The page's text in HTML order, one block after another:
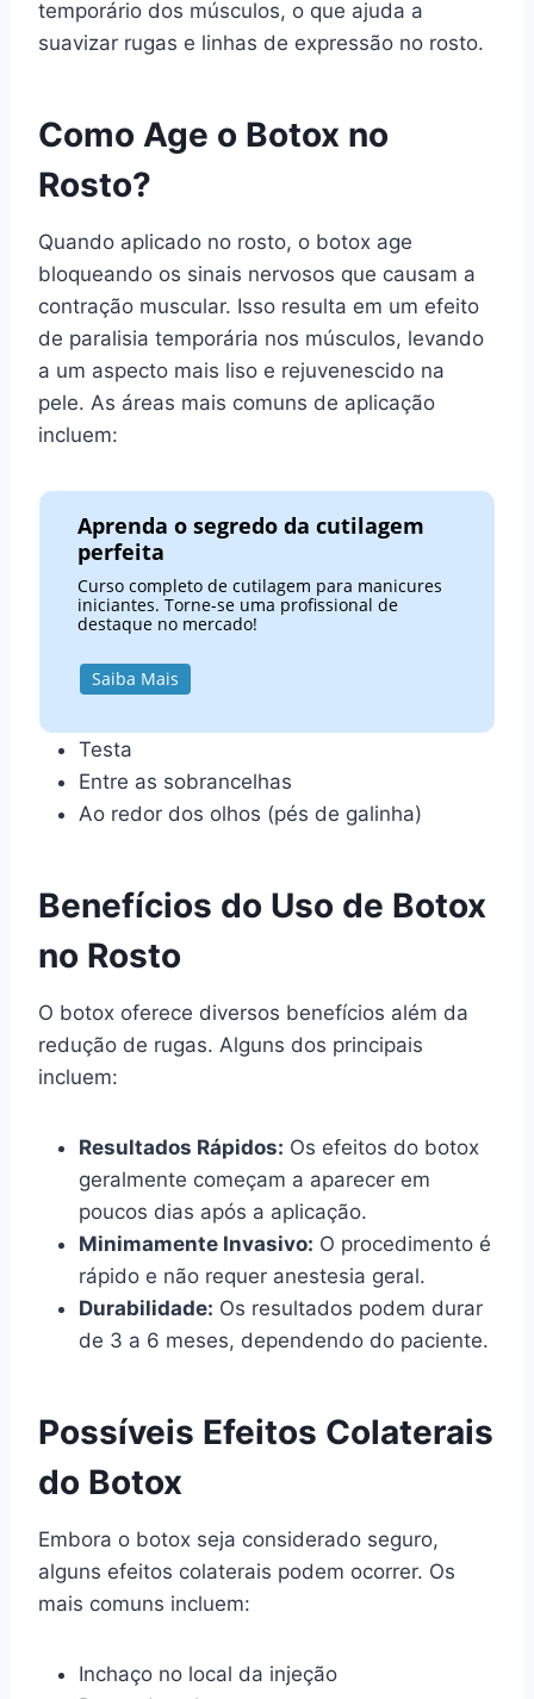
temporário dos músculos, o que ajuda a
suavizar rugas e linhas de expressão no rosto.
Como Age o Botox no
Rosto?
Quando aplicado no rosto, o botox age
bloqueando os sinais nervosos que causam a
contração muscular. Isso resulta em um efeito
de paralisia temporária nos músculos, levando
a um aspecto mais liso e rejuvenescido na
pele. As áreas mais comuns de aplicação
incluem:
Aprenda o segredo da cutilagem
perfeita
Curso completo de cutilagem para manicures
iniciantes. Torne-se uma profissional de
destaque no mercado!
Saiba Mais
Testa
Entre as sobrancelhas
Ao redor dos olhos (pés de galinha)
Benefícios do Uso de Botox
no Rosto
O botox oferece diversos benefícios além da
redução de rugas. Alguns dos principais
incluem:
Resultados Rápidos: Os efeitos do botox
geralmente começam a aparecer em
poucos dias após a aplicação.
Minimamente Invasivo: O procedimento é
rápido e não requer anestesia geral.
Durabilidade: Os resultados podem durar
de 3 a 6 meses, dependendo do paciente.
Possíveis Efeitos Colaterais
do Botox
Embora o botox seja considerado seguro,
alguns efeitos colaterais podem ocorrer. Os
mais comuns incluem:
Inchaço no local da injeção